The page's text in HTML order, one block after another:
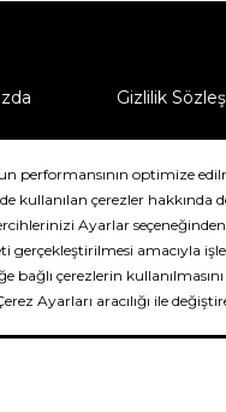
Gizlilik